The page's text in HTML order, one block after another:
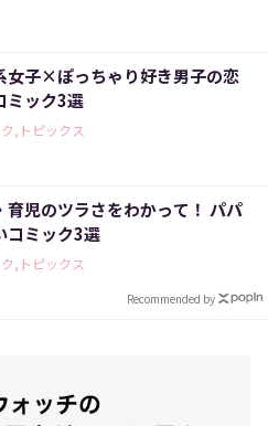
女子×ぽっちゃり好き男子の恋
ミック3選
,トピックス
育児のツラさをわかって！ パパ
コミック3選
,トピックス
Recommended by